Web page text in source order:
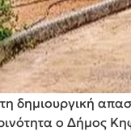
δημιουργική
ο Δήμος